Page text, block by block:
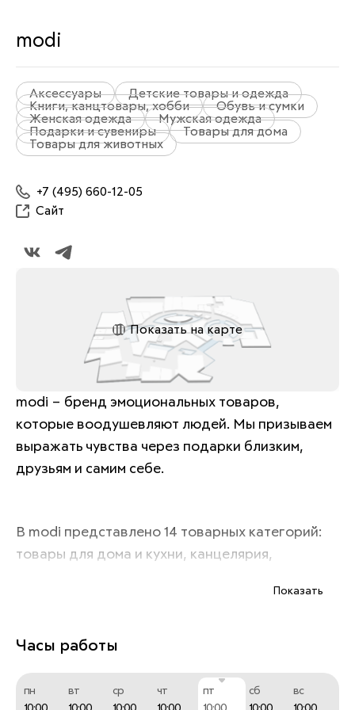
modi
Аксессуары
Детские товары и одежда
Книги, канцтовары, хобби
Обувь и сумки
Женская одежда
Мужская одежда
Подарки и сувениры
Товары для дома
Товары для животных
+7 (495) 660-12-05
Сайт
Показать на карте
modi – бренд эмоциональных товаров,
которые воодушевляют людей. Мы призываем
выражать чувства через подарки близким,
друзьям и самим себе.
В modi представлено 14 товарных категорий:
товары для дома и кухни, канцелярия,
игрушки, товары для путешествий, товары для
одежда и обувь.
Показать
Часы работы
пн
вт
ср
чт
пт
сб
вс